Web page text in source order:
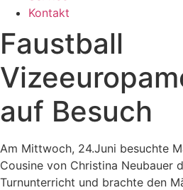
Kontakt
Faustball
auf Besuch
Am Mittwoch, 24.Juni besuchte
Cousine von Christina Neubauer
Turnunterricht und brachte den